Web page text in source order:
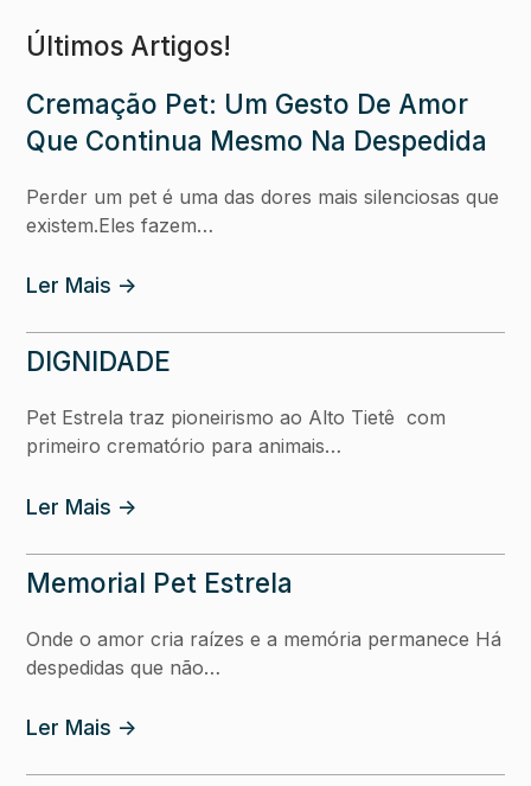
Últimos Artigos!
Cremação Pet: Um Gesto De Amor
Que Continua Mesmo Na Despedida
Perder um pet é uma das dores mais silenciosas que
existem.Eles fazem…
Ler Mais ->
DIGNIDADE
Pet Estrela traz pioneirismo ao Alto Tietê com
primeiro crematório para animais…
Ler Mais ->
Memorial Pet Estrela
Onde o amor cria raízes e a memória permanece Há
despedidas que não…
Ler Mais ->